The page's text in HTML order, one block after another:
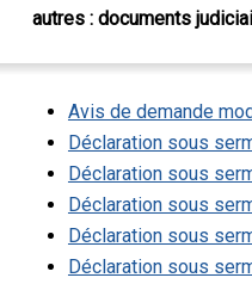
autres : documents
Avis de demande
Déclaration sous
Déclaration sous
Déclaration sous
Déclaration sous
Déclaration sous